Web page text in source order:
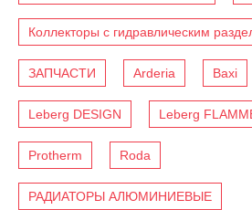
Коллекторы с гидравлическим
ЗАПЧАСТИ Arderia Baxi
Leberg DESIGN Leberg
Protherm Roda
РАДИАТОРЫ АЛЮМИНИЕВЫЕ